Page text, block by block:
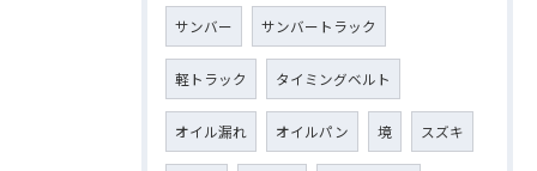
サンバー サンバートラック
軽トラック タイミングベルト
オイル漏れ オイルパン 境 スズキ